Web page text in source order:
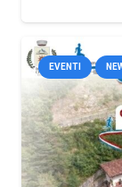
EVENTI